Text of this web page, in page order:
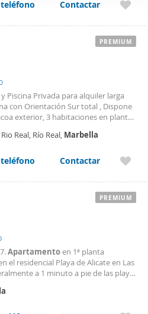
y los anuncios, ofrecer funciones
sobre el uso que haga del
web, quienes pueden
recopilado a partir del uso
Contactar
Piscina Privada para alquiler larga
con Orientación Sur total , Dispone
exterior, 3 habitaciones en planta
Real, Río Real, Marbella
Contactar
PREMIUM
Apartamentoen 1ª planta
residencial Playa de Alicate en Las
a 1 minuto a pie de las playa
PREMIUM